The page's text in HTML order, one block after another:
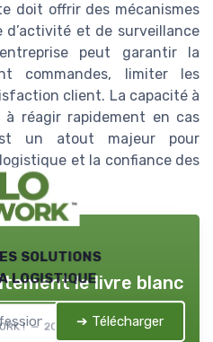
doit offrir des mécanismes
d’activité et de surveillance
peut garantir la
commandes, limiter les
client. La capacité à
réagir rapidement en cas
un atout majeur pour
et la confiance des
solutions
logistique
! — 2026
le livre blanc
➔ Télécharger